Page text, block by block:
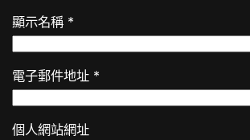
顯示名稱 *
電子郵件地址 *
個人網站網址